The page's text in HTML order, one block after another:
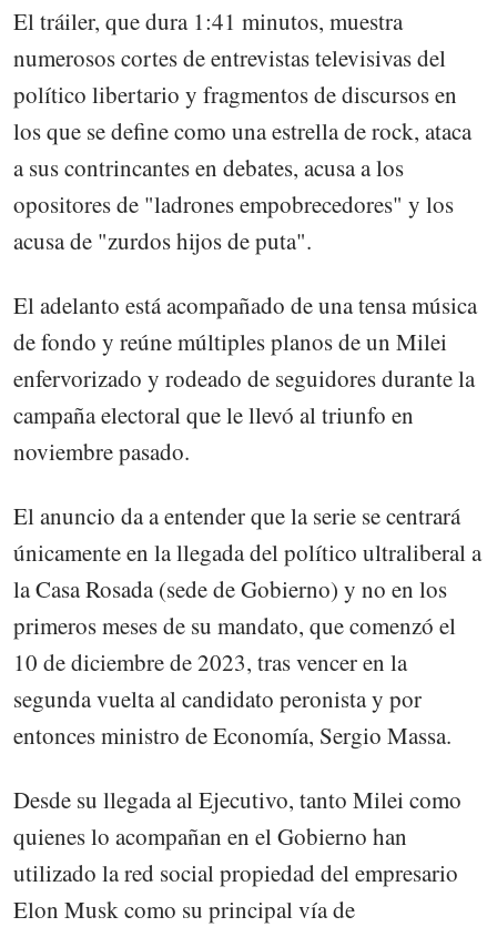
El tráiler, que dura 1:41 minutos, muestra
numerosos cortes de entrevistas televisivas del
político libertario y fragmentos de discursos en
los que se define como una estrella de rock, ataca
a sus contrincantes en debates, acusa a los
opositores de "ladrones empobrecedores" y los
acusa de "zurdos hijos de puta".
El adelanto está acompañado de una tensa música
de fondo y reúne múltiples planos de un Milei
enfervorizado y rodeado de seguidores durante la
campaña electoral que le llevó al triunfo en
noviembre pasado.
El anuncio da a entender que la serie se centrará
únicamente en la llegada del político ultraliberal a
la Casa Rosada (sede de Gobierno) y no en los
primeros meses de su mandato, que comenzó el
10 de diciembre de 2023, tras vencer en la
segunda vuelta al candidato peronista y por
entonces ministro de Economía, Sergio Massa.
Desde su llegada al Ejecutivo, tanto Milei como
quienes lo acompañan en el Gobierno han
utilizado la red social propiedad del empresario
Elon Musk como su principal vía de